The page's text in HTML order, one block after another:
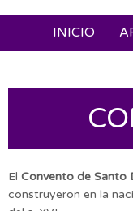
INICIO
El Convento de Santo
construyeron en la